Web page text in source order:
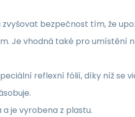
bezpečnost tím, že
Je vhodná také pro umístění
reflexní fólií, díky níž se
je vyrobena z plastu.